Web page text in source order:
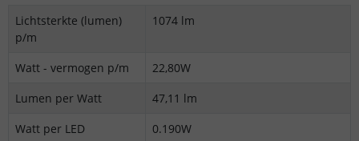
Lichtsterkte (lumen)
p/m
1074 lm
Watt - vermogen p/m
22,80W
Lumen per Watt
47,11 lm
Watt per LED
0.190W